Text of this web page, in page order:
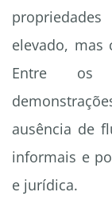
elevado, mas
Entre os
ausência de
informais e
e jurídica.